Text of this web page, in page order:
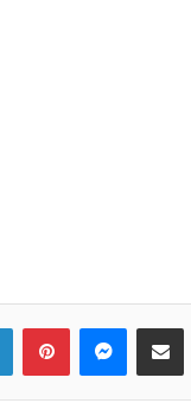
LinkedInPinterest